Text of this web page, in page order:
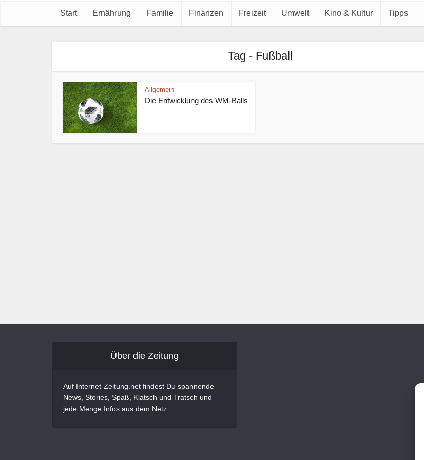
Start Ernährung Familie Finanzen Freizeit Umwelt Kino & Kultur Tipps
Tag - Fußball
Allgemein
Die Entwicklung des WM-Balls
Über die Zeitung
Auf Internet-Zeitung.net findest Du spannende
News, Stories, Spaß, Klatsch und Tratsch und
jede Menge Infos aus dem Netz.